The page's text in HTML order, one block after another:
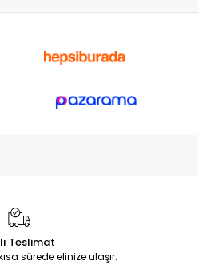
Teslimat
sürede elinize ulaşır.